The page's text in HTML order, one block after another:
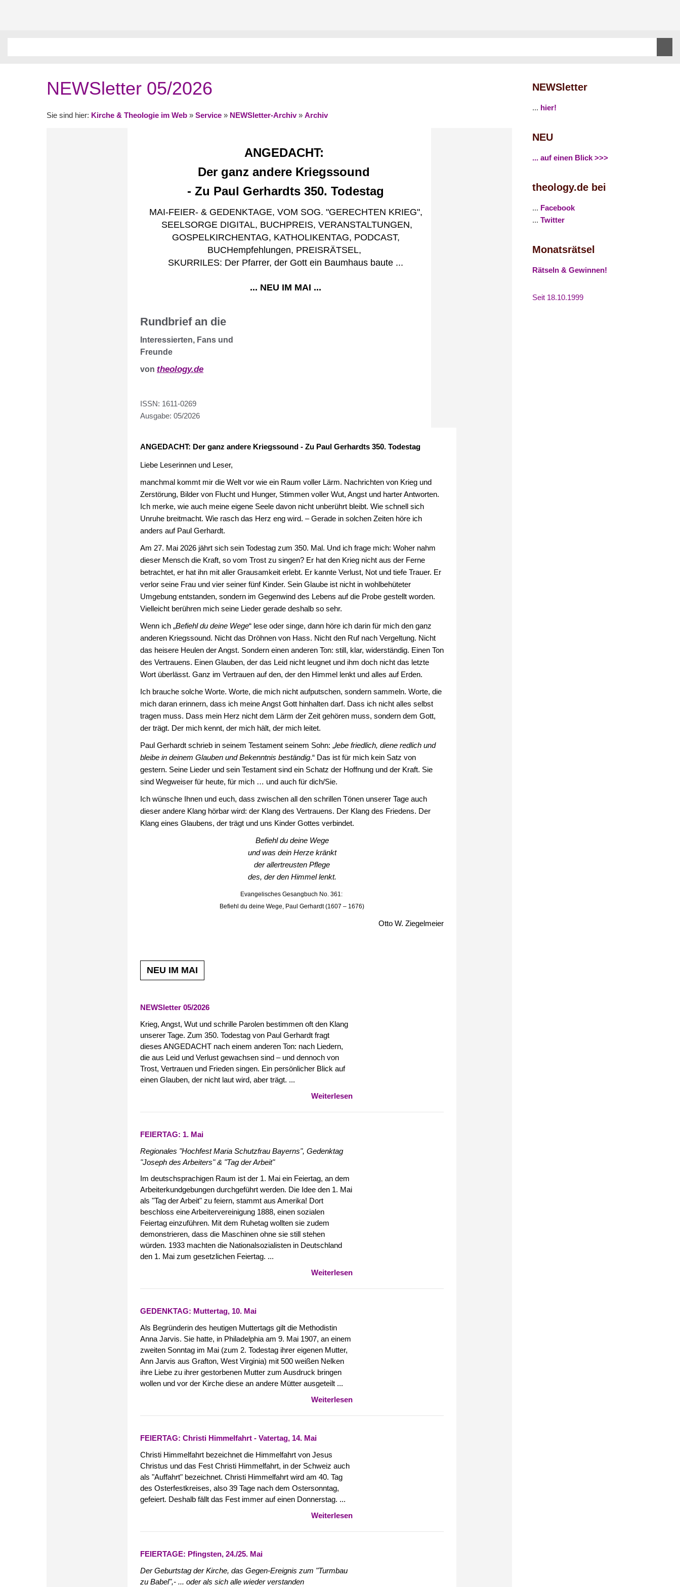
NEWSletter 05/2026
Sie sind hier: Kirche & Theologie im Web » Service » NEWSletter-Archiv» Archiv
ANGEDACHT:
Der ganz andere Kriegssound
- Zu Paul Gerhardts 350. Todestag
MAI-FEIER- & GEDENKTAGE, VOM SOG. "GERECHTEN KRIEG",
SEELSORGE DIGITAL, BUCHPREIS, VERANSTALTUNGEN,
GOSPELKIRCHENTAG, KATHOLIKENTAG, PODCAST,
BUCHempfehlungen, PREISRÄTSEL,
SKURRILES: Der Pfarrer, der Gott ein Baumhaus baute ...
... NEU IM MAI ...
Rundbrief an die
Interessierten, Fans und
Freunde
von theology.de
ISSN: 1611-0269
Ausgabe: 05/2026
ANGEDACHT: Der ganz andere Kriegssound - Zu Paul Gerhardts 350. Todestag
Liebe Leserinnen und Leser,
manchmal kommt mir die Welt vor wie ein Raum voller Lärm. Nachrichten von Krieg und
Zerstörung, Bilder von Flucht und Hunger, Stimmen voller Wut, Angst und harter Antworten.
Ich merke, wie auch meine eigene Seele davon nicht unberührt bleibt. Wie schnell sich
Unruhe breitmacht. Wie rasch das Herz eng wird. – Gerade in solchen Zeiten höre ich
anders auf Paul Gerhardt.
Am 27. Mai 2026 jährt sich sein Todestag zum 350. Mal. Und ich frage mich: Woher nahm
dieser Mensch die Kraft, so vom Trost zu singen? Er hat den Krieg nicht aus der Ferne
betrachtet, er hat ihn mit aller Grausamkeit erlebt. Er kannte Verlust, Not und tiefe Trauer. Er
verlor seine Frau und vier seiner fünf Kinder. Sein Glaube ist nicht in wohlbehüteter
Umgebung entstanden, sondern im Gegenwind des Lebens auf die Probe gestellt worden.
Vielleicht berühren mich seine Lieder gerade deshalb so sehr.
Wenn ich „Befiehl du deine Wege“ lese oder singe, dann höre ich darin für mich den ganz
anderen Kriegssound. Nicht das Dröhnen von Hass. Nicht den Ruf nach Vergeltung. Nicht
das heisere Heulen der Angst. Sondern einen anderen Ton: still, klar, widerständig. Einen Ton
des Vertrauens. Einen Glauben, der das Leid nicht leugnet und ihm doch nicht das letzte
Wort überlässt. Ganz im Vertrauen auf den, der den Himmel lenkt und alles auf Erden.
Ich brauche solche Worte. Worte, die mich nicht aufputschen, sondern sammeln. Worte, die
mich daran erinnern, dass ich meine Angst Gott hinhalten darf. Dass ich nicht alles selbst
tragen muss. Dass mein Herz nicht dem Lärm der Zeit gehören muss, sondern dem Gott,
der trägt. Der mich kennt, der mich hält, der mich leitet.
Paul Gerhardt schrieb in seinem Testament seinem Sohn: „lebe friedlich, diene redlich und
bleibe in deinem Glauben und Bekenntnis beständig.“ Das ist für mich kein Satz von
gestern. Seine Lieder und sein Testament sind ein Schatz der Hoffnung und der Kraft. Sie
sind Wegweiser für heute, für mich … und auch für dich/Sie.
Ich wünsche Ihnen und euch, dass zwischen all den schrillen Tönen unserer Tage auch
dieser andere Klang hörbar wird: der Klang des Vertrauens. Der Klang des Friedens. Der
Klang eines Glaubens, der trägt und uns Kinder Gottes verbindet.
Befiehl du deine Wege
und was dein Herze kränkt
der allertreusten Pflege
des, der den Himmel lenkt.
Evangelisches Gesangbuch No. 361:
Befiehl du deine Wege, Paul Gerhardt (1607 – 1676)
Otto W. Ziegelmeier
NEU IM MAI
NEWSletter 05/2026
Krieg, Angst, Wut und schrille Parolen bestimmen oft den Klang
unserer Tage. Zum 350. Todestag von Paul Gerhardt fragt
dieses ANGEDACHT nach einem anderen Ton: nach Liedern,
die aus Leid und Verlust gewachsen sind – und dennoch von
Trost, Vertrauen und Frieden singen. Ein persönlicher Blick auf
einen Glauben, der nicht laut wird, aber trägt. ...
Weiterlesen
FEIERTAG: 1. Mai
Regionales "Hochfest Maria Schutzfrau Bayerns", Gedenktag
"Joseph des Arbeiters" & "Tag der Arbeit"
Im deutschsprachigen Raum ist der 1. Mai ein Feiertag, an dem
Arbeiterkundgebungen durchgeführt werden. Die Idee den 1. Mai
als "Tag der Arbeit" zu feiern, stammt aus Amerika! Dort
beschloss eine Arbeitervereinigung 1888, einen sozialen
Feiertag einzuführen. Mit dem Ruhetag wollten sie zudem
demonstrieren, dass die Maschinen ohne sie still stehen
würden. 1933 machten die Nationalsozialisten in Deutschland
den 1. Mai zum gesetzlichen Feiertag. ...
Weiterlesen
GEDENKTAG: Muttertag, 10. Mai
Als Begründerin des heutigen Muttertags gilt die Methodistin
Anna Jarvis. Sie hatte, in Philadelphia am 9. Mai 1907, an einem
zweiten Sonntag im Mai (zum 2. Todestag ihrer eigenen Mutter,
Ann Jarvis aus Grafton, West Virginia) mit 500 weißen Nelken
ihre Liebe zu ihrer gestorbenen Mutter zum Ausdruck bringen
wollen und vor der Kirche diese an andere Mütter ausgeteilt ...
Weiterlesen
FEIERTAG: Christi Himmelfahrt - Vatertag, 14. Mai
Christi Himmelfahrt bezeichnet die Himmelfahrt von Jesus
Christus und das Fest Christi Himmelfahrt, in der Schweiz auch
als "Auffahrt" bezeichnet. Christi Himmelfahrt wird am 40. Tag
des Osterfestkreises, also 39 Tage nach dem Ostersonntag,
gefeiert. Deshalb fällt das Fest immer auf einen Donnerstag. ...
Weiterlesen
FEIERTAGE: Pfingsten, 24./25. Mai
Der Geburtstag der Kirche, das Gegen-Ereignis zum "Turmbau
zu Babel",- ... oder als sich alle wieder verstanden
NEWSletter
... hier!
NEU
... auf einen Blick >>>
theology.de bei
... Facebook
... Twitter
Monatsrätsel
Rätseln & Gewinnen!
Seit 18.10.1999